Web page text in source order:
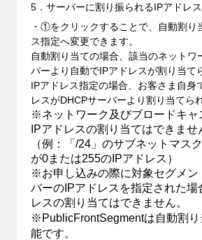
5．サーバーに割り振られるIPアドレス
・①をクリックすることで、自動割り
ス指定へ変更できます。
自動割り当ての場合、該当のネットワ
バーより自動でIPアドレスが割り当て
IPアドレス指定の場合、お客さま自身
レスがDHCPサーバーより割り当てら
※ネットワーク及びブロードキャ
IPアドレスの割り当てはできませ
（例：「/24」のサブネットマス
が0または255のIPアドレス）
※お申し込みの際に対象セグメン
バーのIPアドレスを指定された場
レスの割り当てはできません。
※PublicFrontSegmentは自動割
能です。